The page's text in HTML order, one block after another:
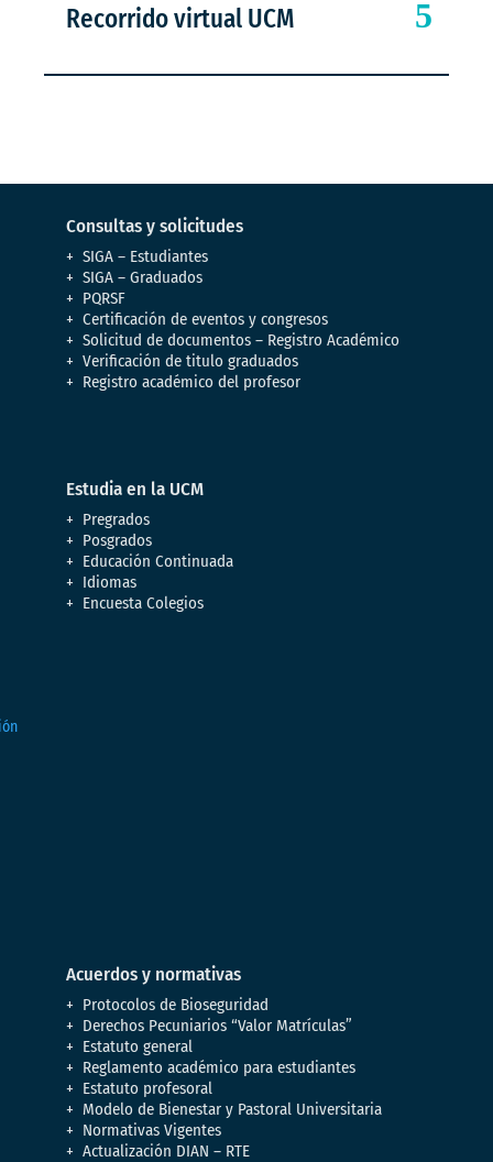
Recorrido virtual UCM
Consultas y solicitudes
SIGA – Estudiantes
SIGA – Graduados
PQRSF
Certificación de eventos y congresos
Solicitud de documentos – Registro Académico
Verificación de titulo graduados
Registro académico del profesor
Estudia en la UCM
Pregrados
Posgrados
Educación Continuada
Idiomas
Encuesta Colegios
Acuerdos y normativas
Protocolos de Bioseguridad
Derechos Pecuniarios “Valor Matrículas”
Estatuto general
Reglamento académico para estudiantes
Estatuto profesoral
Modelo de Bienestar y Pastoral Universitaria
Normativas Vigentes
Actualización DIAN – RTE